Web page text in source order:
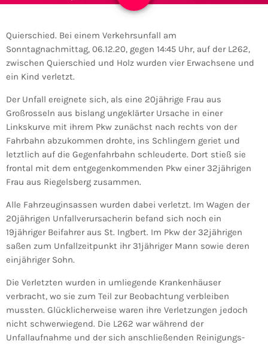
Quierschied. Bei einem Verkehrsunfall am
Sonntagnachmittag, 06.12.20, gegen 14:45 Uhr, auf der L262,
zwischen Quierschied und Holz wurden vier Erwachsene und
ein Kind verletzt.
Der Unfall ereignete sich, als eine 20jährige Frau aus
Großrosseln aus bislang ungeklärter Ursache in einer
Linkskurve mit ihrem Pkw zunächst nach rechts von der
Fahrbahn abzukommen drohte, ins Schlingern geriet und
letztlich auf die Gegenfahrbahn schleuderte. Dort stieß sie
frontal mit dem entgegenkommenden Pkw einer 32jährigen
Frau aus Riegelsberg zusammen.
Alle Fahrzeuginsassen wurden dabei verletzt. Im Wagen der
20jährigen Unfallverursacherin befand sich noch ein
19jähriger Beifahrer aus St. Ingbert. Im Pkw der 32jährigen
saßen zum Unfallzeitpunkt ihr 31jähriger Mann sowie deren
einjähriger Sohn.
Die Verletzten wurden in umliegende Krankenhäuser
verbracht, wo sie zum Teil zur Beobachtung verbleiben
mussten. Glücklicherweise waren ihre Verletzungen jedoch
nicht schwerwiegend. Die L262 war während der
Unfallaufnahme und der sich anschließenden Reinigungs-